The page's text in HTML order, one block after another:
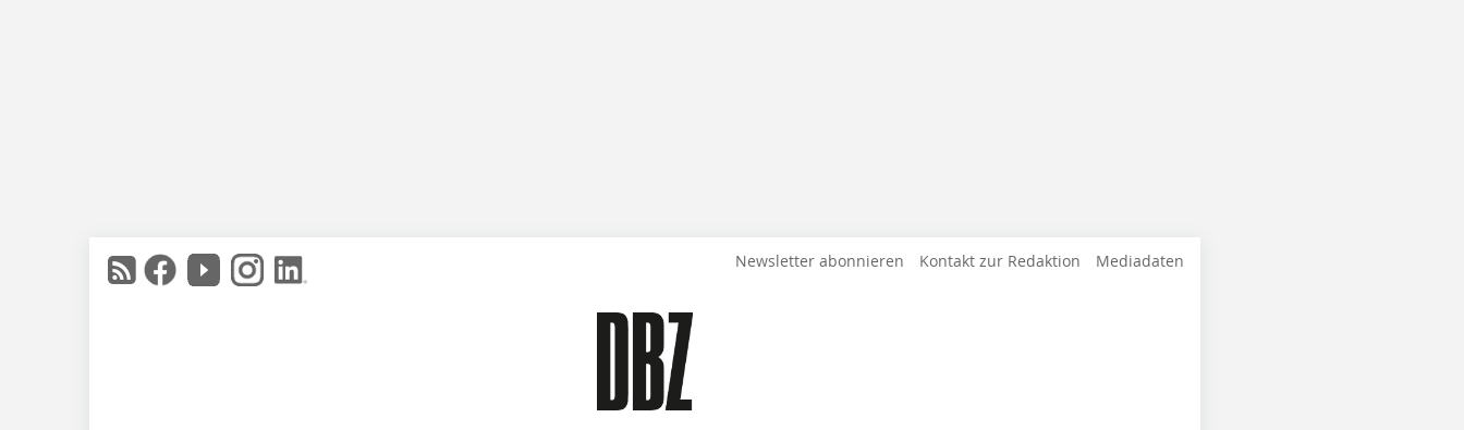
Newsletter abonnieren Kontakt zur Redaktion Mediadaten